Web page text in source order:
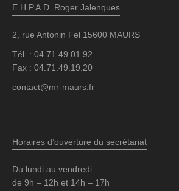
E.H.P.A.D. Roger Jalenques
2, rue Antonin Fel 15600 MAURS
Tél. : 04.71.49.01.92
Fax : 04.71.49.19.20
contact@mr-maurs.fr
Horaires d’ouverture du secrétariat
Du lundi au vendredi :
de 9h – 12h et 14h – 17h